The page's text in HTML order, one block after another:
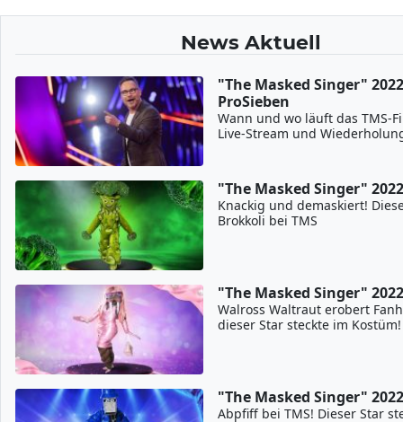
News Aktuell
"The Masked Singer"
ProSieben
Wann und wo läuft das TMS-
Live-Stream und
"The Masked Singer" 2022
Knackig und demaskiert!
Brokkoli bei TMS
"The Masked Singer" 2022
Walross Waltraut erobert
dieser Star steckte im Kostüm!
"The Masked Singer" 2022
Abpfiff bei TMS! Dieser Star